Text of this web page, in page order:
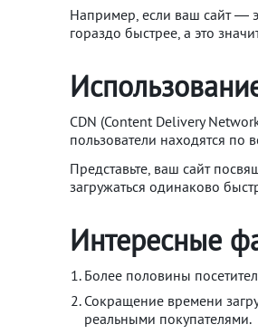
Например, если ваш сайт —
гораздо быстрее, а это
CDN (Content Delivery
пользователи находятся по
Представьте, ваш сайт
загружаться одинаково
Интересные
Более половины
Сокращение времени
реальными покупателями.